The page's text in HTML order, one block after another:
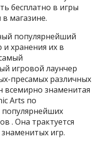
бесплатно в игры
магазине.
популярнейший
и хранения их в
игровой лаунчер
пресамых различных
всемирно знаменитая
Arts по
. Она трактуется
игр.